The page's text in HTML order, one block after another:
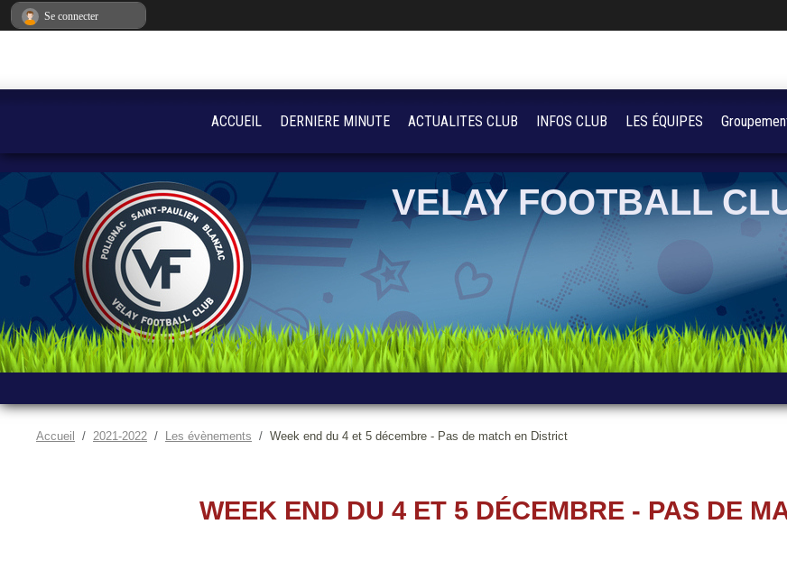
VELAY FOOTBALL
Accueil 2021-2022 Les évènements Week end du 4 et 5 décembre - Pas de match en District
WEEK END DU 4 ET 5 DÉCEMBRE - PAS DE
ACCUEIL DERNIERE MINUTE ACTUALITES CLUB INFOS CLUB LES ÉQUIPES
Se connecter
Panneau de gestion des cookies